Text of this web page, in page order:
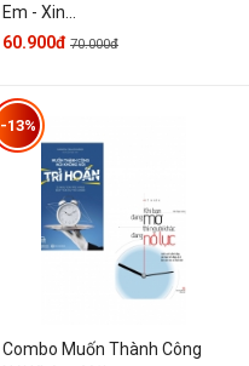
Em - Xin...
60.900đ 70.000đ
Combo Muốn Thành Công
-13%